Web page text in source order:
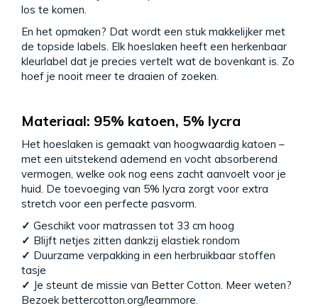
los te komen.
En het opmaken? Dat wordt een stuk makkelijker met
de topside labels. Elk hoeslaken heeft een herkenbaar
kleurlabel dat je precies vertelt wat de bovenkant is. Zo
hoef je nooit meer te draaien of zoeken.
Materiaal: 95% katoen, 5% lycra
Het hoeslaken is gemaakt van hoogwaardig katoen –
met een uitstekend ademend en vocht absorberend
vermogen, welke ook nog eens zacht aanvoelt voor je
huid. De toevoeging van 5% lycra zorgt voor extra
stretch voor een perfecte pasvorm.
✓ Geschikt voor matrassen tot 33 cm hoog
✓ Blijft netjes zitten dankzij elastiek rondom
✓ Duurzame verpakking in een herbruikbaar stoffen
tasje
✓ Je steunt de missie van Better Cotton. Meer weten?
Bezoek bettercotton.org/learnmore.